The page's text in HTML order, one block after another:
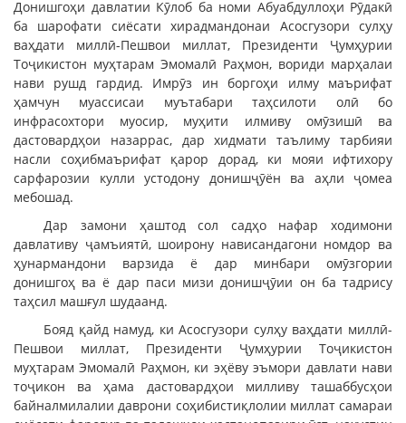
Донишгоҳи давлатии Кӯлоб ба номи Абуабдуллоҳи Рӯдакӣ
ба шарофати сиёсати хирадмандонаи Асосгузори сулҳу
ваҳдати миллӣ-Пешвои миллат, Президенти Ҷумҳурии
Тоҷикистон муҳтарам Эмомалӣ Раҳмон, вориди марҳалаи
нави рушд гардид. Имрӯз ин боргоҳи илму маърифат
ҳамчун муассисаи муътабари таҳсилоти олӣ бо
инфрасохтори муосир, муҳити илмиву омӯзишӣ ва
дастовардҳои назаррас, дар хидмати таълиму тарбияи
насли соҳибмаърифат қарор дорад, ки мояи ифтихору
сарфарозии кулли устодону донишҷӯён ва аҳли ҷомеа
мебошад.
Дар замони ҳаштод сол садҳо нафар ходимони
давлативу ҷамъиятӣ, шоирону нависандагони номдор ва
ҳунармандони варзида ё дар минбари омӯзгории
донишгоҳ ва ё дар паси мизи донишҷӯии он ба тадрису
таҳсил машғул шудаанд.
Бояд қайд намуд, ки Асосгузори сулҳу ваҳдати миллӣ-
Пешвои миллат, Президенти Ҷумҳурии Тоҷикистон
муҳтарам Эмомалӣ Раҳмон, ки эҳёву эъмори давлати нави
тоҷикон ва ҳама дастовардҳои милливу ташаббусҳои
байналмилалии даврони соҳибистиқлолии миллат самараи